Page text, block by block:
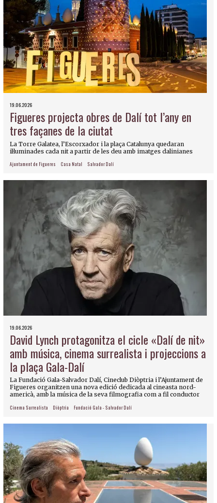
19.06.2026
Figueres projecta obres de Dalí tot l’any en
tres façanes de la ciutat
La Torre Galatea, l’Escorxador i la plaça Catalunya quedaran
il·luminades cada nit a partir de les deu amb imatges dalinianes
Ajuntament de Figueres Casa Natal Salvador Dalí
19.06.2026
David Lynch protagonitza el cicle «Dalí de nit»
amb música, cinema surrealista i projeccions a
la plaça Gala-Dalí
La Fundació Gala-Salvador Dalí, Cineclub Diòptria i l’Ajuntament de
Figueres organitzen una nova edició dedicada al cineasta nord-
americà, amb la música de la seva filmografia com a fil conductor
Cinema Surrealista Diòptria Fundació Gala - Salvador Dalí